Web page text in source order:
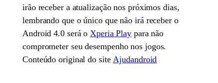
irão receber a atualização nos próximos dias,
lembrando que o único que não irá receber o
Android 4.0 será oXperia Play para não
comprometer seu desempenho nos jogos.
Conteúdo original do siteAjudandroid